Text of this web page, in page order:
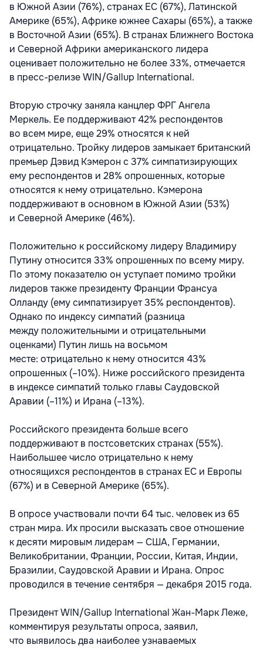
в Южной Азии (76%), странах ЕС (67%), Латинской
Америке (65%), Африке южнее Сахары (65%), а также
в Восточной Азии (65%). В странах Ближнего Востока
и Северной Африки американского лидера
оценивает положительно не более 33%, отмечается
в пресс-релизе WIN/Gallup International.
Вторую строчку заняла канцлер ФРГ Ангела
Меркель. Ее поддерживают 42% респондентов
во всем мире, еще 29% относятся к ней
отрицательно. Тройку лидеров замыкает британский
премьер Дэвид Кэмерон с 37% симпатизирующих
ему респондентов и 28% опрошенных, которые
относятся к нему отрицательно. Кэмерона
поддерживают в основном в Южной Азии (53%)
и Северной Америке (46%).
Положительно к российскому лидеру Владимиру
Путину относится 33% опрошенных по всему миру.
По этому показателю он уступает помимо тройки
лидеров также президенту Франции Франсуа
Олланду (ему симпатизирует 35% респондентов).
Однако по индексу симпатий (разница
между положительными и отрицательными
оценками) Путин лишь на восьмом
месте: отрицательно к нему относится 43%
опрошенных (–10%). Ниже российского президента
в индексе симпатий только главы Саудовской
Аравии (–11%) и Ирана (–13%).
Российского президента больше всего
поддерживают в постсоветских странах (55%).
Наибольшее число отрицательно к нему
относящихся респондентов в странах ЕС и Европы
(67%) и в Северной Америке (65%).
В опросе участвовали почти 64 тыс. человек из 65
стран мира. Их просили высказать свое отношение
к десяти мировым лидерам — США, Германии,
Великобритании, Франции, России, Китая, Индии,
Бразилии, Саудовской Аравии и Ирана. Опрос
проводился в течение сентября — декабря 2015 года.
Президент WIN/Gallup International Жан-Марк Леже,
комментируя результаты опроса, заявил,
что выявилось два наиболее узнаваемых